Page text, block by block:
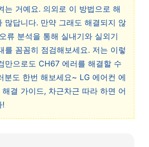
는 거예요. 의외로 이 방법으로 해
많답니다. 만약 그래도 해결되지 않
류 분석을 통해 실내기와 실외기
를 꼼꼼히 점검해보세요. 저는 이렇
만으로도 CH67 에러를 해결할 수
분도 한번 해보세요~ LG 에어컨 에
결 가이드, 차근차근 따라 하면 어
!